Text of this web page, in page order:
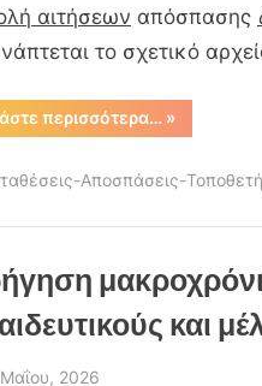
αιτήσεων απόσπασης
το σχετικό
περισσότερα… “Πρόσκληση
μελών
για
απόσπασης
περιοχές/
ΚΕΔΑΣΥ/
ΣΔΕΥ
των
ΚΕΔΑΣΥ
»
Αποσπάσεις-
και
2026